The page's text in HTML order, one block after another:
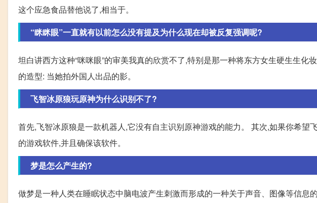
这个应急食品替他说了,相当于。
“眯眯眼”一直就有以前怎么没有提及为什么现在却被反复强调呢?
坦白讲西方这种“咪咪眼”的审美我真的欣赏不了,特别是那一种将东方女生硬生生化
的造型: 当她拍外国人出品的影。
飞智冰原狼玩原神为什么识别不了?
首先,飞智冰原狼是一款机器人,它没有自主识别原神游戏的能力。 其次,如果你希望
的游戏软件,并且确保该软件。
梦是怎么产生的?
做梦是一种人类在睡眠状态中脑电波产生刺激而形成的一种关于声音、图像等信息